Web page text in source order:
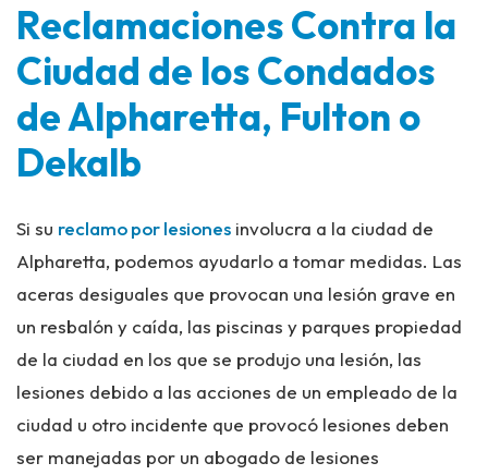
Reclamaciones Contra la
Ciudad de los Condados
de Alpharetta, Fulton o
Dekalb
Si su reclamo por lesiones involucra a la ciudad de
Alpharetta, podemos ayudarlo a tomar medidas. Las
aceras desiguales que provocan una lesión grave en
un resbalón y caída, las piscinas y parques propiedad
de la ciudad en los que se produjo una lesión, las
lesiones debido a las acciones de un empleado de la
ciudad u otro incidente que provocó lesiones deben
ser manejadas por un abogado de lesiones